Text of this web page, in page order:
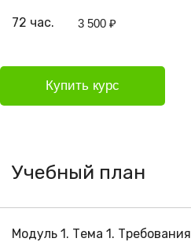
72 час. 3 500 ₽
Учебный план
Модуль 1. Тема 1. Требования